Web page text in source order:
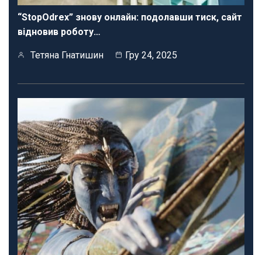
“StopOdrex” знову онлайн: подолавши тиск, сайт
відновив роботу…
Тетяна Гнатишин Гру 24, 2025